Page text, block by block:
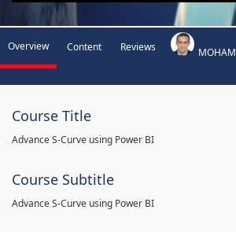
Overview Content Reviews
Course Title
Advance S-Curve using Power BI
Course Subtitle
Advance S-Curve using Power BI